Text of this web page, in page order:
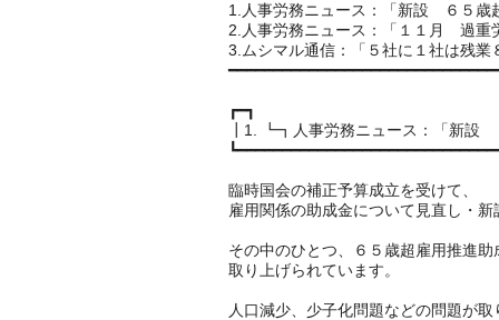
1.人事労務ニュース：「新設 ６５歳
2.人事労務ニュース：「１１月 過重
3.ムシマル通信：「５社に１社は残業
━━━━━━━━━━━━━━━━━━━━━━━━━━━━━━
┏━┓
┃1. ┗┓人事労務ニュース：「新設
┗━━━━━━━━━━━━━━━━━━━━━━━━━━━━━
臨時国会の補正予算成立を受けて、
雇用関係の助成金について見直し・
その中のひとつ、６５歳超雇用推進助
取り上げられています。
人口減少、少子化問題などの問題が